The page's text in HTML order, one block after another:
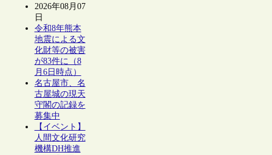
2026年08月07
日
令和8年熊本
地震による文
化財等の被害
が83件に（8
月6日時点）
名古屋市、名
古屋城の現天
守閣の記録を
募集中
【イベント】
人間文化研究
機構DH推進